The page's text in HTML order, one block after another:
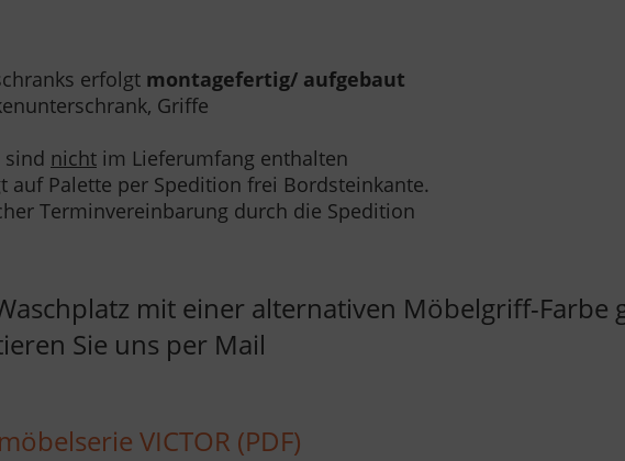
erfolgt montagefertig/ aufgebaut
Griffe
sind nicht im Lieferumfang enthalten
auf Palette per Spedition frei Bordsteinkante.
Terminvereinbarung durch die Spedition
mit einer alternativen Möbelgriff-Farbe
Sie uns per Mail
VICTOR (PDF)